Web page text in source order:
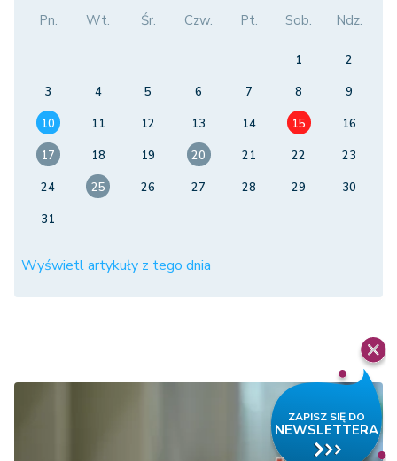
Pn. Wt. Śr. Czw. Pt. Sob. Ndz.
1
2
3
4 5 6 7 8
9
10
11 12 13 14 15
16
17
18 19 20 21 22
23
24
25 26 27 28 29
30
31
Wyświetl artykuły z tego dnia